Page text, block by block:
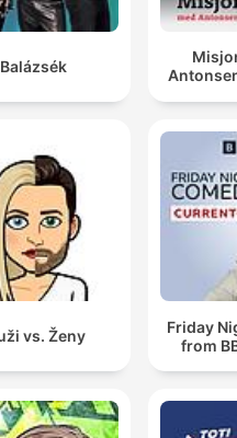
Balázsék
vs. Ženy
Friday
from